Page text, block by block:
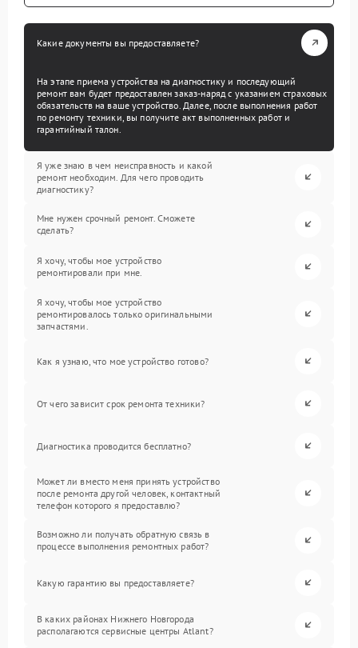
Какие документы вы предоставляете?
На этапе приема устройства на диагностику и последующий
ремонт вам будет предоставлен заказ-наряд с указанием страховых
обязательств на ваше устройство. Далее, после выполнения работ
по ремонту техники, вы получите акт выполненных работ и
гарантийный талон.
Я уже знаю в чем неисправность и какой
ремонт необходим. Для чего проводить
диагностику?
Мне нужен срочный ремонт. Сможете
сделать?
Я хочу, чтобы мое устройство
ремонтировали при мне.
Я хочу, чтобы мое устройство
ремонтировалось только оригинальными
запчастями.
Как я узнаю, что мое устройство готово?
От чего зависит срок ремонта техники?
Диагностика проводится бесплатно?
Может ли вместо меня принять устройство
после ремонта другой человек, контактный
телефон которого я предоставлю?
Возможно ли получать обратную связь в
процессе выполнения ремонтных работ?
Какую гарантию вы предоставляете?
В каких районах Нижнего Новгорода
располагаются сервисные центры Atlant?